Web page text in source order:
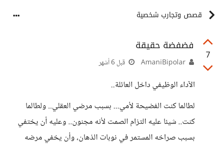
قصص وتجارب شخصية
7
فضفضة حقيقة
قبل 6 أشهر
الآداء الوظيفي داخل العائلة..
لطالما كنت الفضيحة لأمي... بسبب مرضي العقلي.. ولطالما
كنت.. شيئا عليه التزام الصمت لأنه مجنون.. وعليه أن يختفي
بسبب صراخه المستمر في نوبات الذهان، وأن يخفي مرضه